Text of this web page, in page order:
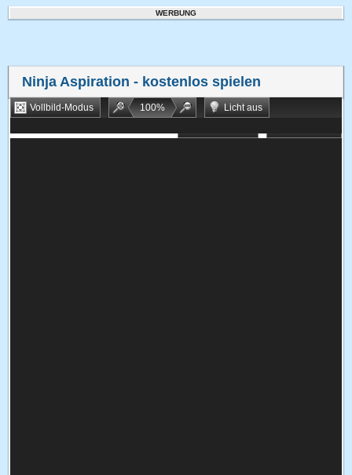
WERBUNG
Ninja Aspiration - kostenlos spielen
Vollbild-Modus 100%
Licht aus